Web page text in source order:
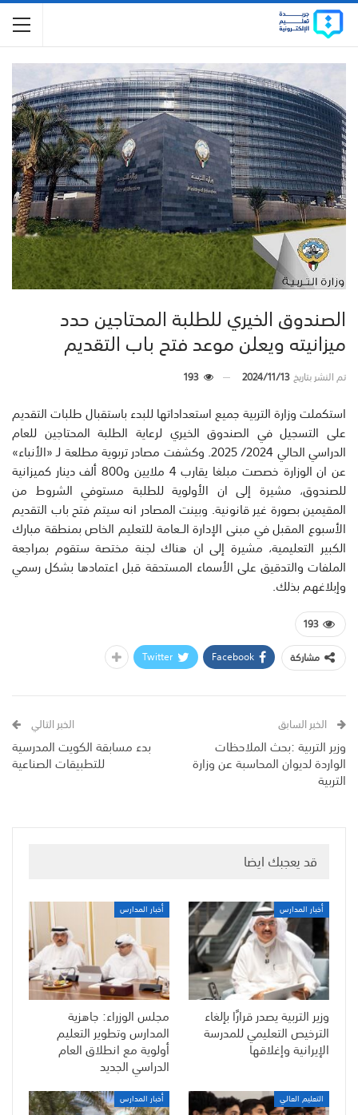
الصندوق الخيري للطلبة المحتاجين حدد
ميزانيته ويعلن موعد فتح باب التقديم
تم النشر بتاريخ2024/11/13
193
استكملت وزارة التربية جميع استعداداتها للبدء باستقبال طلبات التقديم
على التسجيل في الصندوق الخيري لرعاية الطلبة المحتاجين للعام
الدراسي الحالي 2024/ 2025. وكشفت مصادر تربوية مطلعة لـ «الأنباء»
عن ان الوزارة خصصت مبلغا يقارب 4 ملايين و800 ألف دينار كميزانية
للصندوق، مشيرة إلى ان الأولوية للطلبة مستوفي الشروط من
المقيمين بصورة غير قانونية. وبينت المصادر انه سيتم فتح باب التقديم
الأسبوع المقبل في مبنى الإدارة الــعامة للتعليم الخاص ب‍منطقة مبارك
الكبير التعليمية، مشيرة إلى ان هناك لجنة مختصة ستقوم بمراجعة
الملفات والتدقيق على الأسماء المستحقة قبل اعتمادها بشكل رسمي
وإبلاغهم بذلك.
193
مشاركة
Facebook
Twitter
الخبر السابق
وزير التربية :بحث الملاحظات
الواردة لديوان المحاسبة عن وزارة
التربية
الخبر التالي
بدء مسابقة الكويت المدرسية
للتطبيقات الصناعية
قد يعجبك ايضا
أخبار المدارس
وزير التربية يصدر قرارًا بإلغاء
الترخيص التعليمي للمدرسة
الإيرانية وإغلاقها
أخبار المدارس
مجلس الوزراء: جاهزية
المدارس وتطوير التعليم
أولوية مع انطلاق العام
الدراسي الجديد
التعليم العالي أخبار المدارس